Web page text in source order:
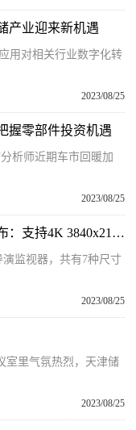
产业迎来新机遇
用对相关行业数字化转
2023/08/25
握零部件投资机遇
析师近期车市回暖加
2023/08/25
7种尺寸可选！百视悦D系列监视器发布：支持4K 3840x2160分辨率
监视器，共有7种尺寸
2023/08/25
室里气氛热烈，天津储
2023/08/25